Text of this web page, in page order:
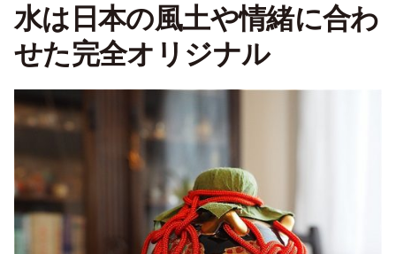
水は日本の風土や情緒に合わ
せた完全オリジナル